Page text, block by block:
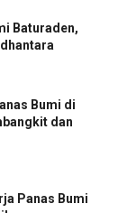
Baturaden,
Bumi di
dan
Panas Bumi